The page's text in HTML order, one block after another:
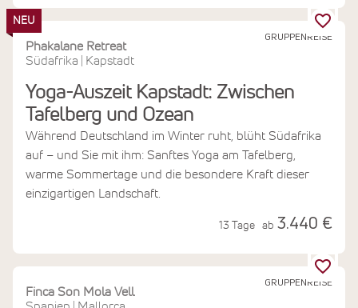
GRUPPENREISE
NEU
Phakalane Retreat
Südafrika
Kapstadt
Yoga-Auszeit Kapstadt: Zwischen
Tafelberg und Ozean
Während Deutschland im Winter ruht, blüht Südafrika
auf – und Sie mit ihm: Sanftes Yoga am Tafelberg,
warme Sommertage und die besondere Kraft dieser
einzigartigen Landschaft.
13 Tage ab 3.440 €
GRUPPENREISE
Finca Son Mola Vell